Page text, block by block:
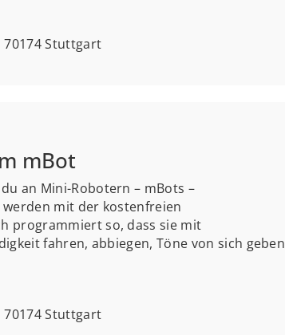
70174 Stuttgart
mBot
an Mini-Robotern – mBots –
mit der kostenfreien
programmiert so, dass sie mit
fahren, abbiegen, Töne von sich geben
70174 Stuttgart